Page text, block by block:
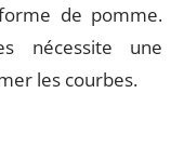
de pomme.
nécessite une
les courbes.